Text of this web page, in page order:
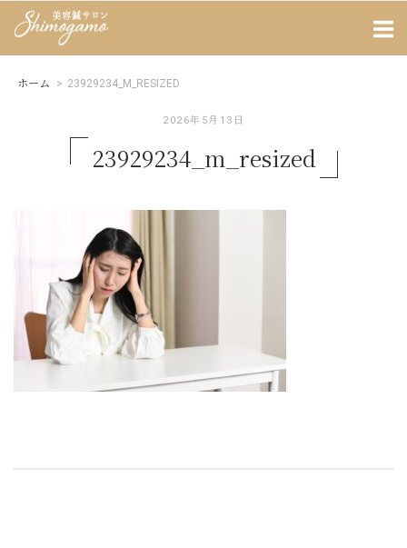
content
Home
ホーム > 23929234_M_RESIZED
2026年5月13日
23929234_m_resized